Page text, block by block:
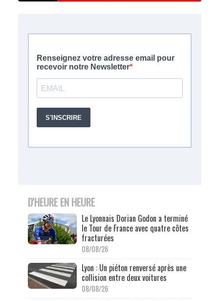
D'HEURE EN HEURE
Le Lyonnais Dorian Godon a terminé
le Tour de France avec quatre côtes
fracturées
08/08/26
Lyon : Un piéton renversé après une
collision entre deux voitures
08/08/26